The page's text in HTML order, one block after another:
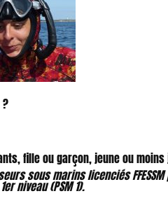
?
fille ou garçon, jeune ou
sous marins licenciés
niveau (PSM 1).